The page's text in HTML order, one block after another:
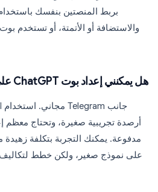
والاستضافة أو الأتمتة، أو تستخدم
هل يمكنني إعداد بوت ChatGPT على Telegram مجانًا؟
أرصدة تجريبية صغيرة، وتحتاج معظم
مدفوعة. يمكنك التجربة بتكلفة